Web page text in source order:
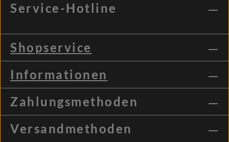
Service-Hotline
Shopservice
Informationen
Zahlungsmethoden
Versandmethoden